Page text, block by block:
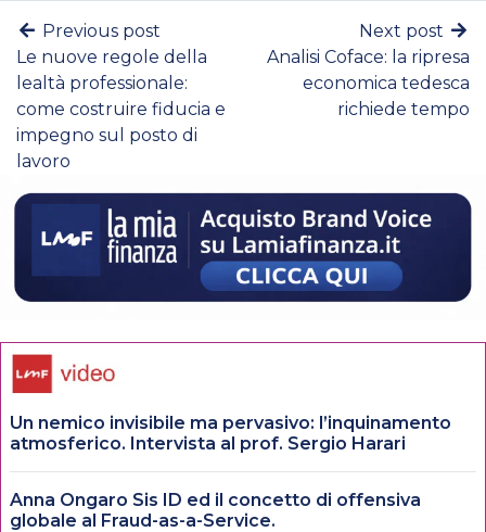
Previous post
Le nuove regole della
lealtà professionale:
come costruire fiducia e
impegno sul posto di
lavoro
Next post
Analisi Coface: la ripresa
economica tedesca
richiede tempo
Un nemico invisibile ma pervasivo: l’inquinamento
atmosferico. Intervista al prof. Sergio Harari
Anna Ongaro Sis ID ed il concetto di offensiva
globale al Fraud-as-a-Service.